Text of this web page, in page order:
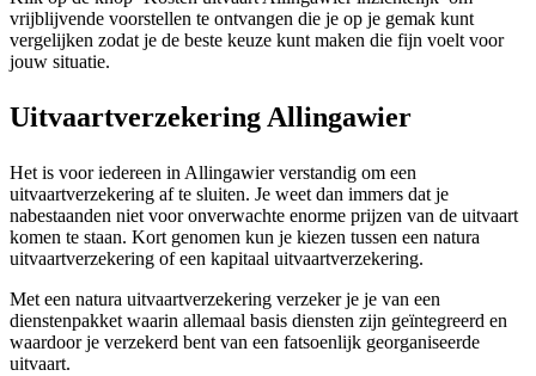
vrijblijvende voorstellen te ontvangen die je op je gemak kunt
vergelijken zodat je de beste keuze kunt maken die fijn voelt voor
jouw situatie.
Uitvaartverzekering Allingawier
Het is voor iedereen in Allingawier verstandig om een
uitvaartverzekering af te sluiten. Je weet dan immers dat je
nabestaanden niet voor onverwachte enorme prijzen van de uitvaart
komen te staan. Kort genomen kun je kiezen tussen een natura
uitvaartverzekering of een kapitaal uitvaartverzekering.
Met een natura uitvaartverzekering verzeker je je van een
dienstenpakket waarin allemaal basis diensten zijn geïntegreerd en
waardoor je verzekerd bent van een fatsoenlijk georganiseerde
uitvaart.